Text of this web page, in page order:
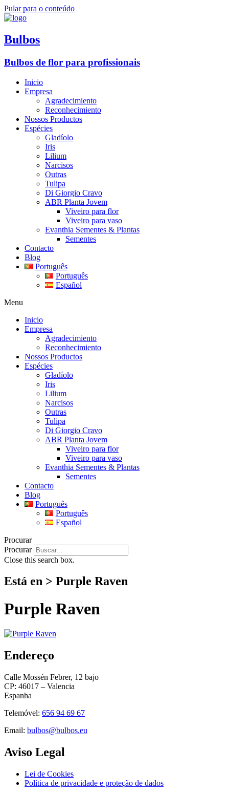
Pular para o conteúdo
Bulbos
Bulbos de flor para profissionais
Inicio
Empresa
Agradecimiento
Reconhecimiento
Nossos Productos
Espécies
Gladíolo
Iris
Lilium
Narcisos
Outras
Tulipa
Di Giorgio Cravo
ABR Planta Jovem
Viveiro para flor
Viveiro para vaso
Evanthia Sementes & Plantas
Sementes
Contacto
Blog
Português
Português
Español
Menu
Inicio
Empresa
Agradecimiento
Reconhecimiento
Nossos Productos
Espécies
Gladíolo
Iris
Lilium
Narcisos
Outras
Tulipa
Di Giorgio Cravo
ABR Planta Jovem
Viveiro para flor
Viveiro para vaso
Evanthia Sementes & Plantas
Sementes
Contacto
Blog
Português
Português
Español
Procurar
Procurar
Close this search box.
Está en > Purple Raven
Purple Raven
Endereço
Calle Mossén Febrer, 12 bajo
CP: 46017 – Valencia
Espanha
Telemóvel: 656 94 69 67
Email: bulbos@bulbos.eu
Aviso Legal
Lei de Cookies
Política de privacidade e proteção de dados